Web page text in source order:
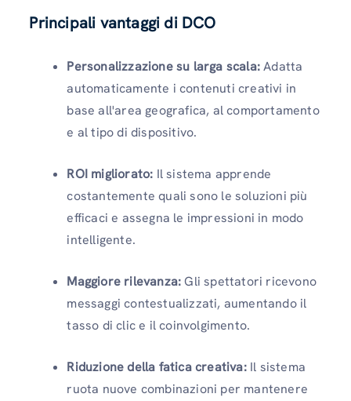
Principali vantaggi di DCO
Personalizzazione su larga scala:Adatta
automaticamente i contenuti creativi in ​​
base all'area geografica, al comportamento
e al tipo di dispositivo.
ROI migliorato: Il sistema apprende
costantemente quali sono le soluzioni più
efficaci e assegna le impressioni in modo
intelligente.
Maggiore rilevanza:Gli spettatori ricevono
messaggi contestualizzati, aumentando il
tasso di clic e il coinvolgimento.
Riduzione della fatica creativa:Il sistema
ruota nuove combinazioni per mantenere